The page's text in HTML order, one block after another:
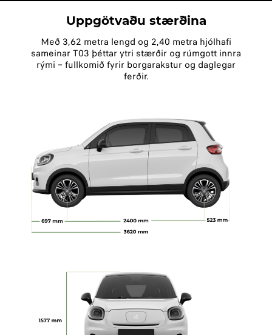
Uppgötvaðu stærðina
Með 3,62 metra lengd og 2,40 metra hjólhafi
sameinar T03 þéttar ytri stærðir og rúmgott innra
rými – fullkomið fyrir borgarakstur og daglegar
ferðir.